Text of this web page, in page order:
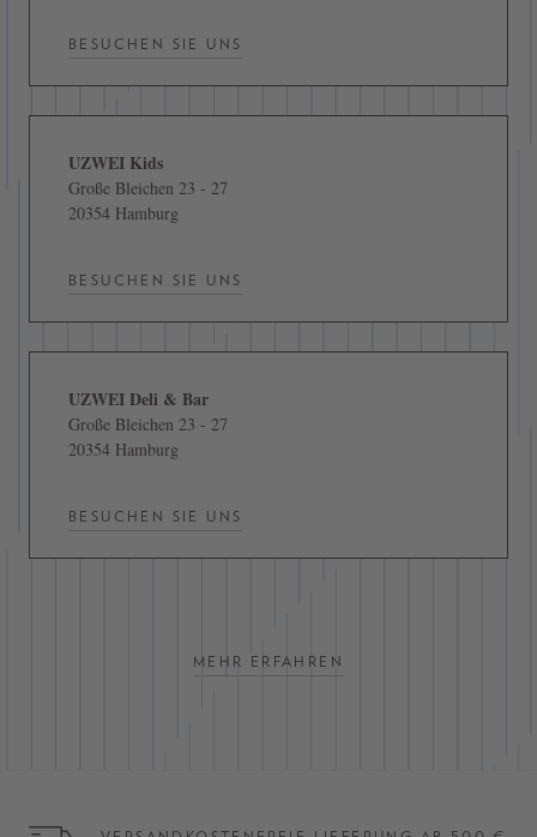
BESUCHEN SIE UNS
UZWEI Kids
Große Bleichen 23 - 27
20354 Hamburg
BESUCHEN SIE UNS
UZWEI Deli & Bar
Große Bleichen 23 - 27
20354 Hamburg
BESUCHEN SIE UNS
MEHR ERFAHREN